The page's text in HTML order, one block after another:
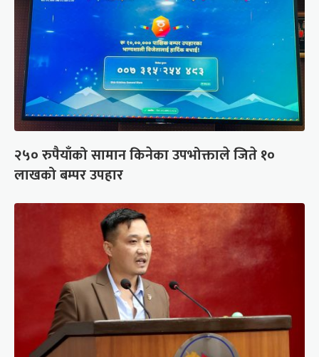
२५० रुपैयाँको सामान किनेका उपभोक्ताले जिते १०
लाखको बम्पर उपहार